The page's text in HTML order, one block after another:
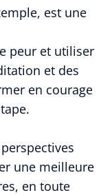
est une
peur et utiliser
et des
en courage
une meilleure
en toute